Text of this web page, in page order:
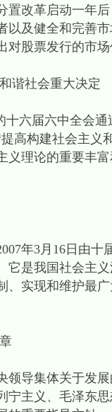
置改革启动一年
以及健全和完善
对股票发行的市
谐社会重大决定
六届六中全会通
高构建社会主
义理论的重要丰
年3月16日由十
它是我国社会主
、实现和维护最
导集体关于发展
宁主义、毛泽东